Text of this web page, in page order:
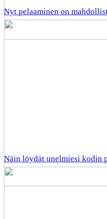
Nyt pelaaminen on
Näin löydät unelmiesi kodin